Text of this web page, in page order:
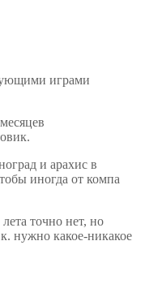
играми
и арахис в
иногда от компа
точно нет, но
нужно какое-никакое